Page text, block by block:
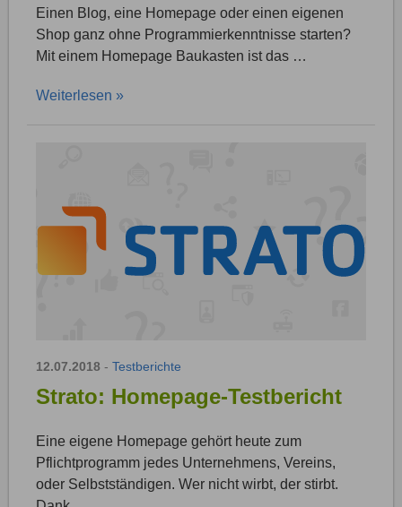
Einen Blog, eine Homepage oder einen eigenen
Shop ganz ohne Programmierkenntnisse starten?
Mit einem Homepage Baukasten ist das …
Weiterlesen »
12.07.2018 - Testberichte
Strato: Homepage-Testbericht
Eine eigene Homepage gehört heute zum
Pflichtprogramm jedes Unternehmens, Vereins,
oder Selbstständigen. Wer nicht wirbt, der stirbt.